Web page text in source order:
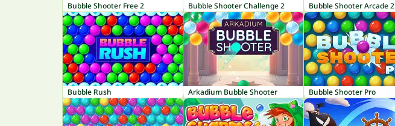
Bubble Shooter Free 2 Bubble Shooter Challenge 2 Bubble Shooter Arcade 2
Bubble Rush Arkadium Bubble Shooter Bubble Shooter Pro